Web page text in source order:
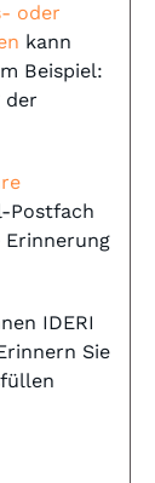
oder
kann
Beispiel:
der
Postfach
IDERI
Sie